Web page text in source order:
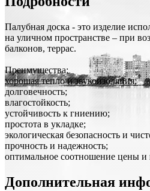
Палубная доска - это изделие
на уличном пространстве – при
балконов, террас.
Преимущества:
хорошая тепло и звукоизоляция;
долговечность;
влагостойкость;
устойчивость к гниению;
простота в укладке;
экологическая безопасность и
прочность и надежность;
оптимальное соотношение цены и
Дополнительная